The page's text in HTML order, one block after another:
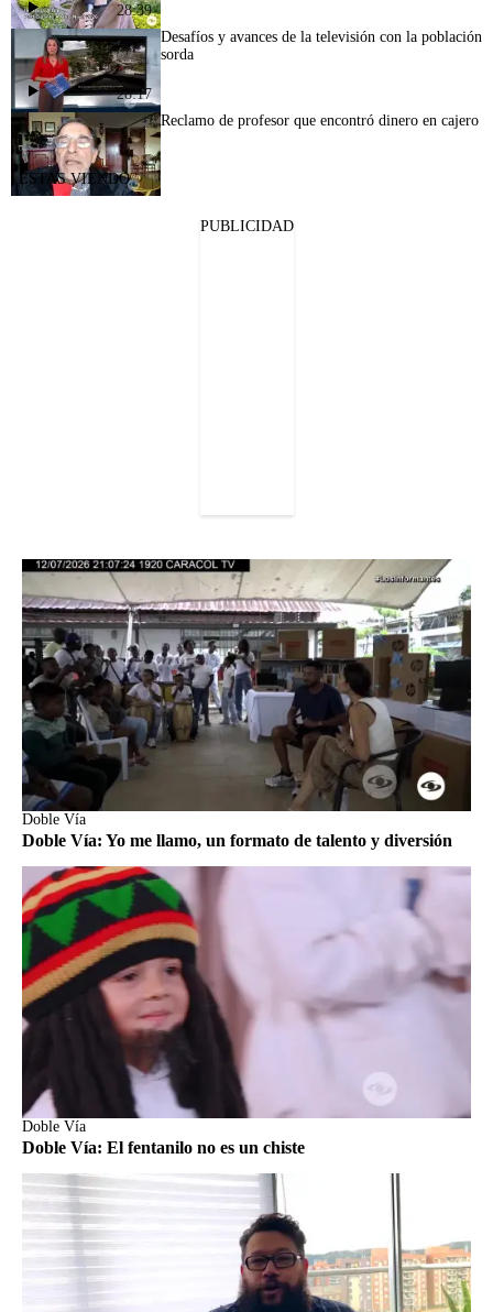
28:39
28:17
Desafíos y avances de la televisión con la población
sorda
Reclamo de profesor que encontró dinero en cajero
PUBLICIDAD
Doble Vía
Doble Vía: Yo me llamo, un formato de talento y diversión
Doble Vía
Doble Vía: El fentanilo no es un chiste